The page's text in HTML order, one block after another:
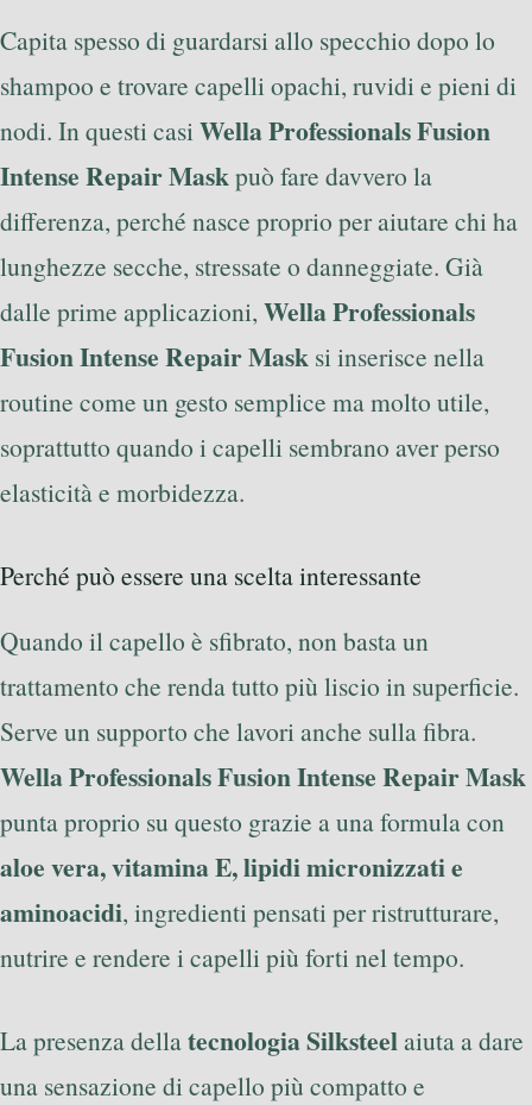
Capita spesso di guardarsi allo specchio dopo lo
shampoo e trovare capelli opachi, ruvidi e pieni di
nodi. In questi casiWella Professionals Fusion
Intense Repair Maskpuò fare davvero la
differenza, perché nasce proprio per aiutare chi ha
lunghezze secche, stressate o danneggiate. Già
dalle prime applicazioni, Wella Professionals
Fusion Intense Repair Mask si inserisce nella
routine come un gesto semplice ma molto utile,
soprattutto quando i capelli sembrano aver perso
elasticità e morbidezza.
Perché può essere una scelta interessante
Quando il capello è sfibrato, non basta un
trattamento che renda tutto più liscio in superficie.
Serve un supporto che lavori anche sulla fibra.
Wella Professionals Fusion Intense Repair Mask
punta proprio su questo grazie a una formula con
aloe vera, vitamina E, lipidi micronizzati e
aminoacidi, ingredienti pensati per ristrutturare,
nutrire e rendere i capelli più forti nel tempo.
La presenza dellatecnologia Silksteelaiuta a dare
una sensazione di capello più compatto e